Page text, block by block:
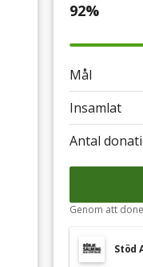
92%
Mål
Insamlat
Antal
Genom att
Stöd